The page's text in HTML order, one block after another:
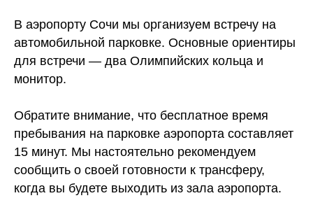
В аэропорту Сочи мы организуем встречу на
автомобильной парковке. Основные ориентиры
для встречи — два Олимпийских кольца и
монитор.
Обратите внимание, что бесплатное время
пребывания на парковке аэропорта составляет
15 минут. Мы настоятельно рекомендуем
сообщить о своей готовности к трансферу,
когда вы будете выходить из зала аэропорта.